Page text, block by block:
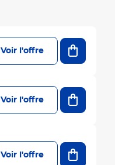
Voir l'offre
Ajouter
Voir l'offre
Ajouter
Voir l'offre
Ajouter